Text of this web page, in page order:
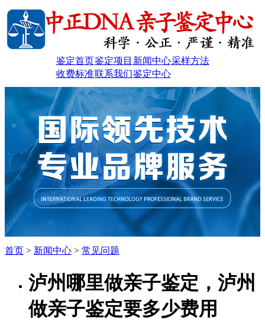
鉴定首页鉴定项目 新闻中心采样方法
收费标准联系我们鉴定中心
首页 > 新闻中心 > 常见问题
泸州哪里做亲子鉴定，泸州
做亲子鉴定要多少费用